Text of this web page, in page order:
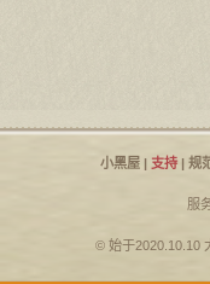
小黑屋 | 支持 | 规
服
© 始于2020.10.10